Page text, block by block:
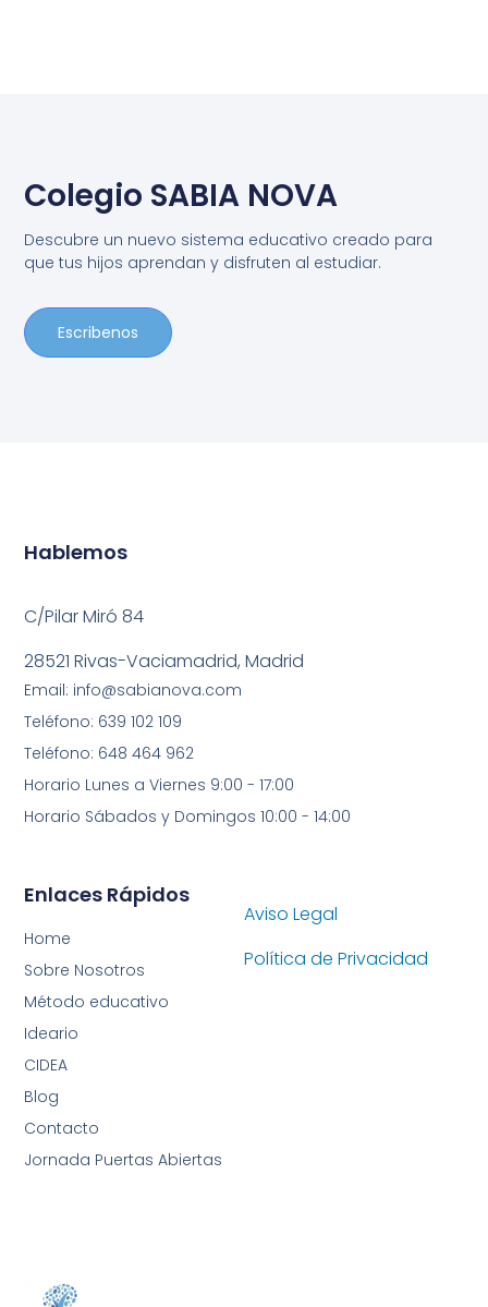
Colegio SABIA NOVA
Descubre un nuevo sistema educativo creado para
que tus hijos aprendan y disfruten al estudiar.
Escribenos
Aviso Legal
Política de Privacidad
Enlaces Rápidos
Home
Sobre Nosotros
Método educativo
Ideario
CIDEA
Blog
Contacto
Jornada Puertas Abiertas
Hablemos
C/Pilar Miró 84
28521 Rivas-Vaciamadrid, Madrid
Email: info@sabianova.com
Teléfono: 639 102 109
Teléfono: 648 464 962
Horario Lunes a Viernes 9:00 - 17:00
Horario Sábados y Domingos 10:00 - 14:00